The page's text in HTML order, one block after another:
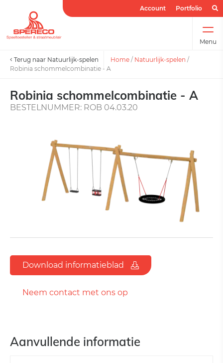
Account Portfolio
Menu
Terug naar Natuurlijk-spelen Home / Natuurlijk-spelen /
Robinia schommelcombinatie - A
Robinia schommelcombinatie - A
BESTELNUMMER: ROB 04.03.20
Download informatieblad
Neem contact met ons op
Aanvullende informatie